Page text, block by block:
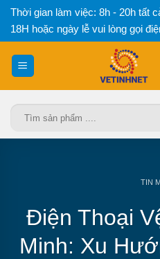
Bỏ
qua
nội
dung
Thời gian làm việc: 8h - 20h tất
18H hoặc ngày lễ vui lòng gọi
TIN
Điện Thoại
Minh: Xu